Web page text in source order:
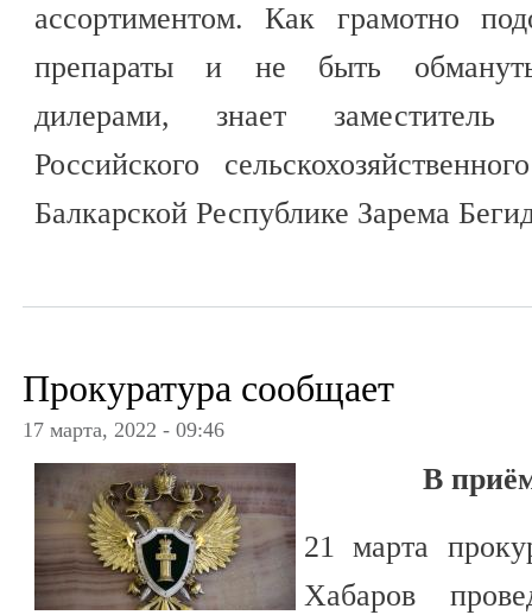
ассортиментом. Как грамотно
препараты и не быть
дилерами, знает заместитель
Российского
Балкарской Республике Зарема
Прокуратура сообщает
17 марта, 2022 - 09:46
В
21 марта
Хабаров